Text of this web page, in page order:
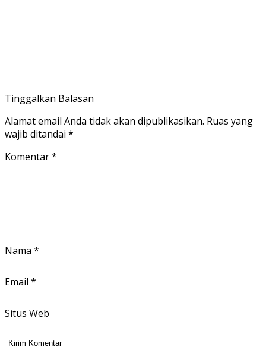
Tinggalkan Balasan
Alamat email Anda tidak akan dipublikasikan. Ruas yang
wajib ditandai *
Komentar*
Nama *
Email *
Situs Web